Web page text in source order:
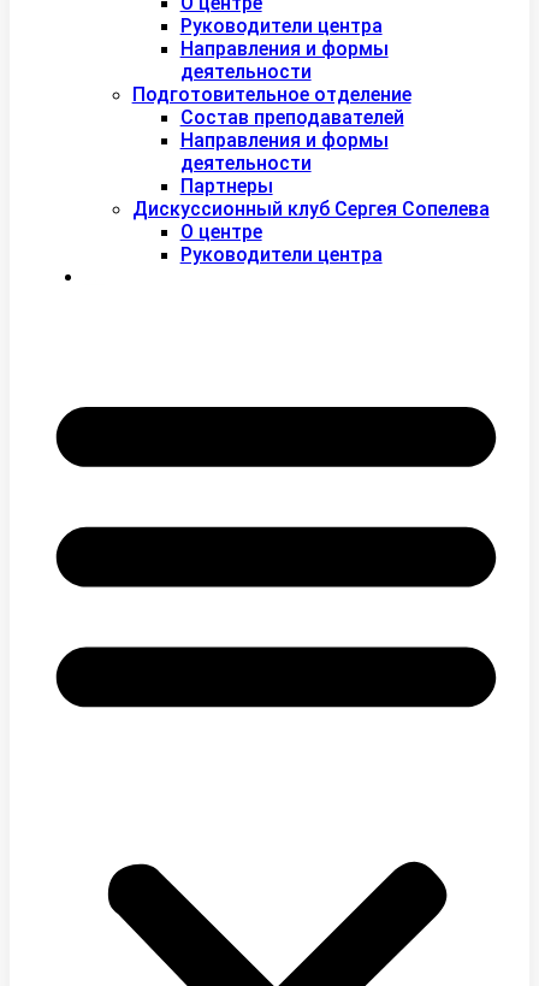
Руководители центра
Направления и формы
деятельности
Подготовительное отделение
Состав преподавателей
Направления и формы
деятельности
Партнеры
Дискуссионный клуб Сергея Сопелева
О центре
Руководители центра